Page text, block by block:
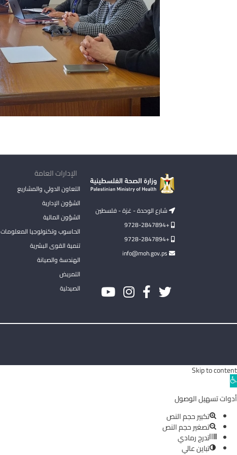
شارع الوحدة - غزة - فلسطين
+9728-2847894
+9728-2847894
الإدارات العامة
التعاون الدولي والمشاريع
الشؤون الإدارية
الشؤون المالية
الحاسوب وتكنولوجيا المعلومات
تنمية القوى البشرية
الهندسة والصيانة
التمريض
الصيدلية
Skip to content
Open
toolbar
أدوات تسهيل الوصول
تكبير حجم النص
تصغير حجم النص
تدرج رمادي
تباين عالي